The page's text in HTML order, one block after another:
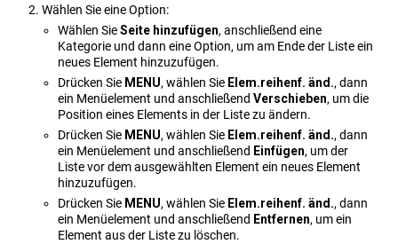
Wählen Sie eine Option:
Wählen SieSeite hinzufügen, anschließend eine
Kategorie und dann eine Option, um am Ende der Liste ein
neues Element hinzuzufügen.
Drücken Sie MENU, wählen Sie Elem.reihenf. änd., dann
ein Menüelement und anschließend Verschieben, um die
Position eines Elements in der Liste zu ändern.
Drücken Sie MENU, wählen Sie Elem.reihenf. änd., dann
ein Menüelement und anschließend Einfügen, um der
Liste vor dem ausgewählten Element ein neues Element
hinzuzufügen.
Drücken Sie MENU, wählen Sie Elem.reihenf. änd., dann
ein Menüelement und anschließend Entfernen, um ein
Element aus der Liste zu löschen.